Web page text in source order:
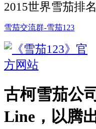
2015世界雪茄排
雪茄交流群-雪茄123
古柯雪茄公
Line，以腾